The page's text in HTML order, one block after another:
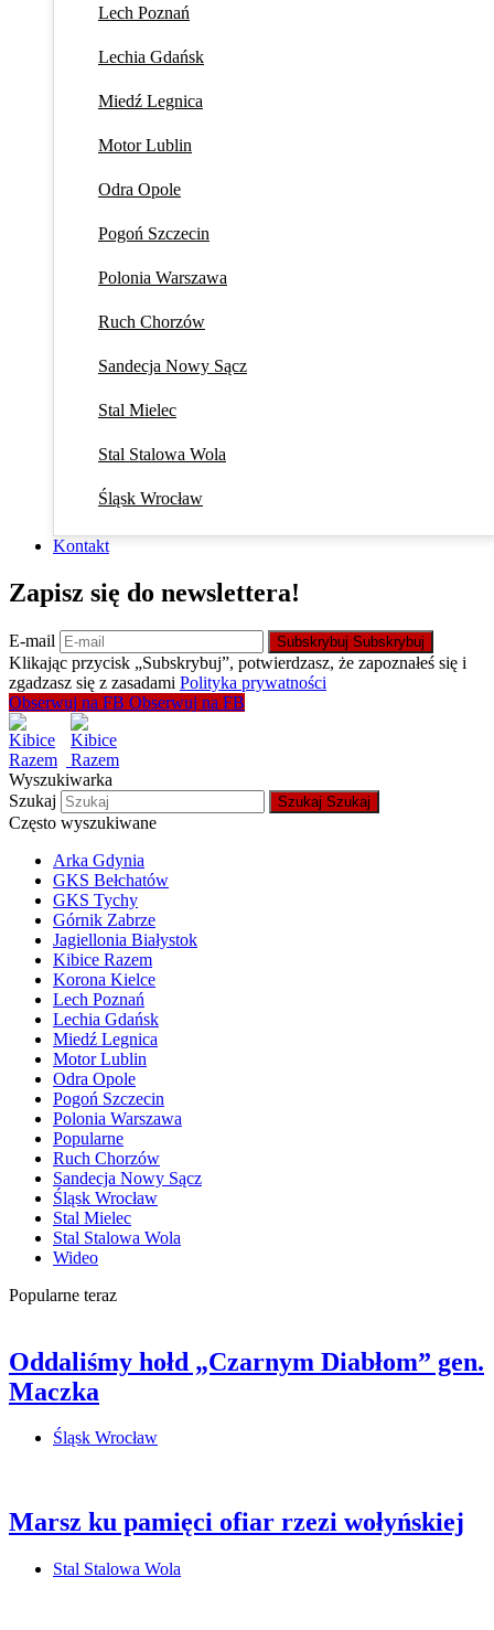
Lech Poznań
Lechia Gdańsk
Miedź Legnica
Motor Lublin
Odra Opole
Pogoń Szczecin
Polonia Warszawa
Ruch Chorzów
Sandecja Nowy Sącz
Stal Mielec
Stal Stalowa Wola
Śląsk Wrocław
Kontakt
Zapisz się do newslettera!
E-mail Subskrybuj Subskrybuj
Klikając przycisk „Subskrybuj”, potwierdzasz, że zapoznałeś się i
zgadzasz się z zasadami Polityka prywatności
Obserwuj na FB Obserwuj na FB
Wyszukiwarka
Szukaj
Szukaj Szukaj
Często wyszukiwane
Arka Gdynia
GKS Bełchatów
GKS Tychy
Górnik Zabrze
Jagiellonia Białystok
Kibice Razem
Korona Kielce
Lech Poznań
Lechia Gdańsk
Miedź Legnica
Motor Lublin
Odra Opole
Pogoń Szczecin
Polonia Warszawa
Popularne
Ruch Chorzów
Sandecja Nowy Sącz
Śląsk Wrocław
Stal Mielec
Stal Stalowa Wola
Wideo
Popularne teraz
Oddaliśmy hołd „Czarnym Diabłom” gen.
Maczka
Śląsk Wrocław
Marsz ku pamięci ofiar rzezi wołyńskiej
Stal Stalowa Wola